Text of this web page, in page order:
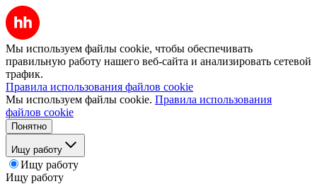
Мы используем файлы cookie, чтобы обеспечивать
правильную работу нашего веб-сайта и анализировать сетевой
трафик.
Правила использования файлов cookie
Мы используем файлы cookie. Правила использования
файлов cookie
Понятно
Ищу работу
Ищу работу
Ищу работу